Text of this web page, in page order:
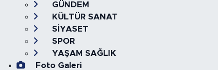
GÜNDEM
KÜLTÜR SANAT
SİYASET
SPOR
YAŞAM SAĞLIK
Foto Galeri